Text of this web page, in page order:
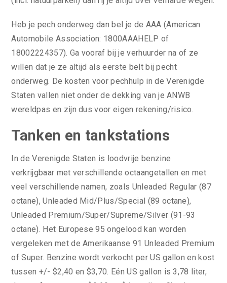
Heb je pech onderweg dan bel je de AAA (American
Automobile Association: 1800AAAHELP of
18002224357). Ga vooraf bij je verhuurder na of ze
willen dat je ze altijd als eerste belt bij pecht
onderweg. De kosten voor pechhulp in de Verenigde
Staten vallen niet onder de dekking van je ANWB
wereldpas en zijn dus voor eigen rekening/risico.
Tanken en tankstations
In de Verenigde Staten is loodvrije benzine
verkrijgbaar met verschillende octaangetallen en met
veel verschillende namen, zoals Unleaded Regular (87
octane), Unleaded Mid/Plus/Special (89 octane),
Unleaded Premium/Super/Supreme/Silver (91-93
octane). Het Europese 95 ongelood kan worden
vergeleken met de Amerikaanse 91 Unleaded Premium
of Super. Benzine wordt verkocht per US gallon en kost
tussen +/- $2,40 en $3,70. Eén US gallon is 3,78 liter,